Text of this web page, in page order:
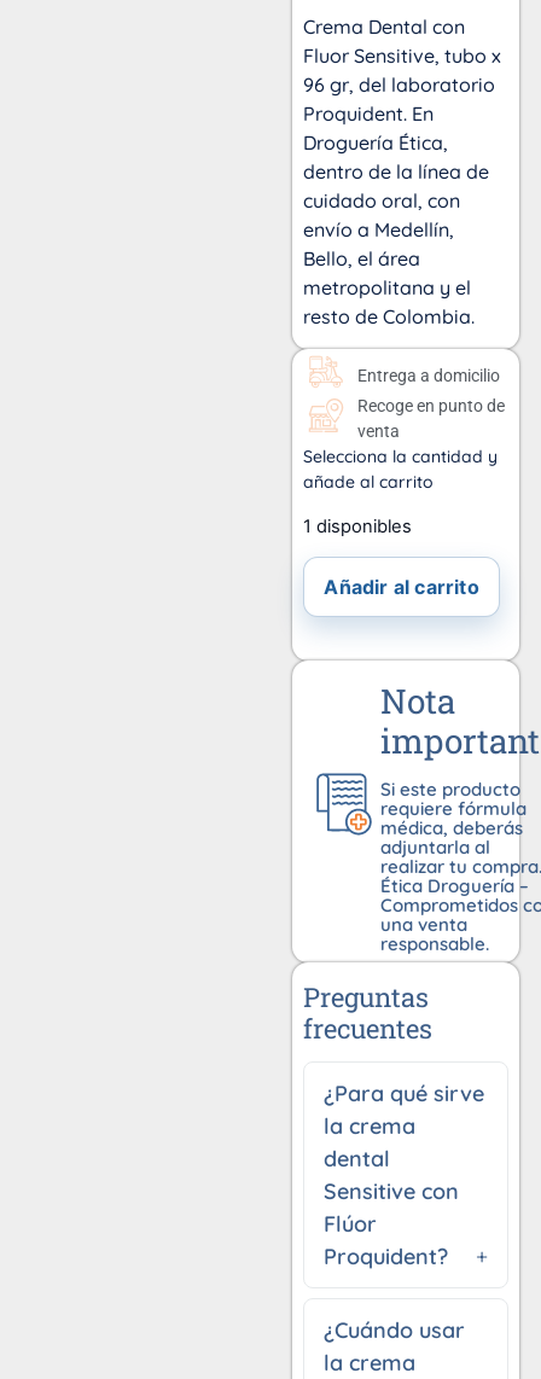
Crema Dental con
Fluor Sensitive, tubo x
96 gr, del laboratorio
Proquident. En
Droguería Ética,
dentro de la línea de
cuidado oral, con
envío a Medellín,
Bello, el área
metropolitana y el
resto de Colombia.
Entrega a domicilio
Recoge en punto de
venta
Selecciona la cantidad y
añade al carrito
1 disponibles
Añadir al carrito
Nota
Si este producto
requiere fórmula
médica, deberás
adjuntarla al
realizar tu compra.
Ética Droguería –
Comprometidos
una venta
responsable.
Preguntas
frecuentes
¿Para qué sirve
la crema
dental
Sensitive con
Flúor
Proquident?
¿Cuándo usar
la crema